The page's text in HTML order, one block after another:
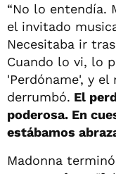
“No lo entendía.
el invitado
Necesitaba ir
Cuando lo vi, lo
'Perdóname', y el
derrumbó. El
poderosa. En
estábamos
Madonna